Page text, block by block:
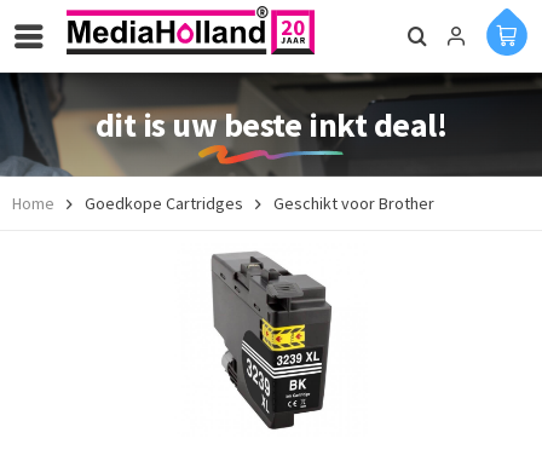
dit is uw beste inkt deal!
Home Goedkope Cartridges Geschikt voor Brother